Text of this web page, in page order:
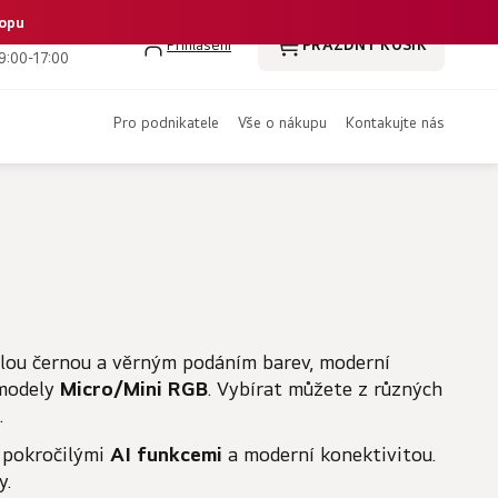
350 461
17:00
Přihlášení
NÁKUPNÍ
PRÁZDNÝ KOŠÍK
pro podnikatele vše o nákupu kontakujte nás
černou a věrným podáním barev, moderní
Micro/Mini RGB. Vybírat můžete z různých
pokročilými AI funkcemi a moderní konektivitou.